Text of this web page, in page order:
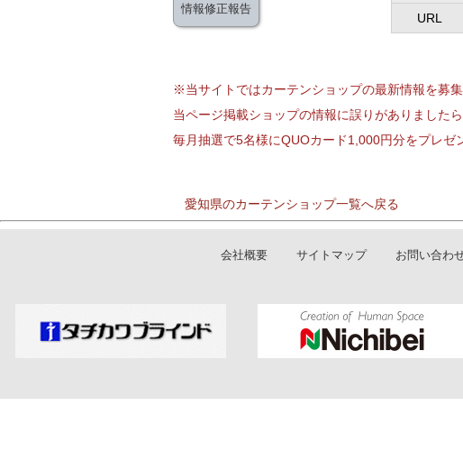
情報修正報告
URL
※当サイトではカーテンショップの最新情報を募集
当ページ掲載ショップの情報に誤りがありました
毎月抽選で5名様にQUOカード1,000円分をプレゼ
愛知県のカーテンショップ一覧へ戻る
会社概要 サイトマップ お問い合わ